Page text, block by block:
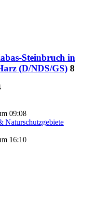
Steinbruch in
(D/NDS/GS) 8
09:08
Naturschutzgebiete
16:10